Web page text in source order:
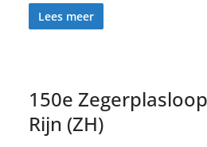
Lees meer
150e
Rijn (ZH)